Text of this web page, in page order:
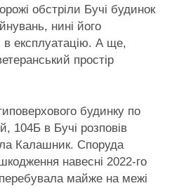
обстріли Бучі будинок
нині його
в експлуатацію. А ще,
простір
будинку по
104Б в Бучі розповів
Калашник. Споруда
навесні 2022-го
майже на межі